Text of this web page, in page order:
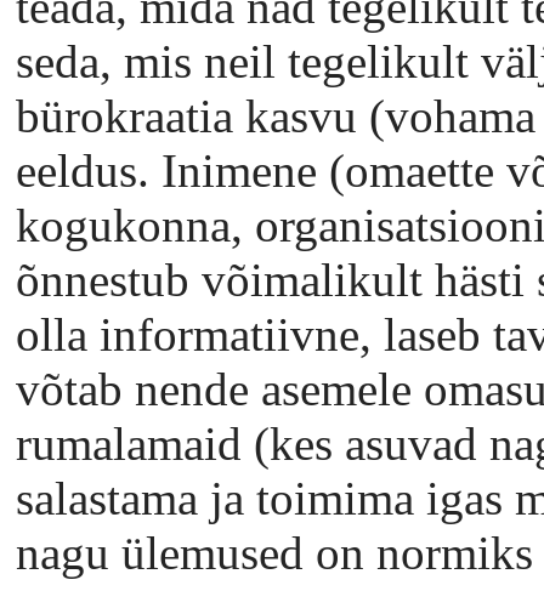
seda, mis neil tegelikult
bürokraatia kasvu
eeldus. Inimene (omaette
kogukonna,
õnnestub võimalikult hästi
olla informatiivne, laseb
võtab nende asemele
rumalamaid (kes asuvad
salastama ja toimima igas
nagu ülemused on normiks